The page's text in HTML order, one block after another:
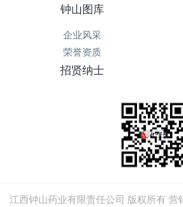
钟山图库
企业风采
荣誉资质
招贤纳士
江西钟山药业有限责任公司 版权所有